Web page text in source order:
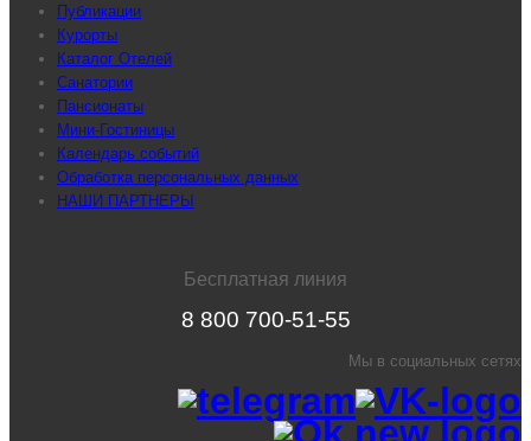
Публикации
Курорты
Каталог Отелей
Санатории
Пансионаты
Мини-Гостиницы
Календарь событий
Обработка персональных данных
НАШИ ПАРТНЕРЫ
Бесплатная линия
8 800 700-51-55
Мы в социальных сетях